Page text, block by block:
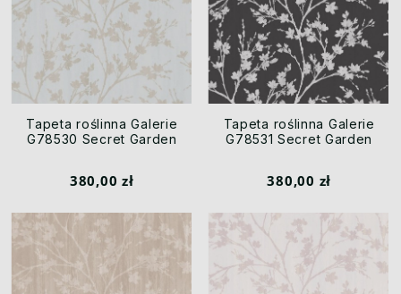
Tapeta roślinna Galerie
G78530 Secret Garden
380,00 zł
Tapeta roślinna Galerie
G78531 Secret Garden
380,00 zł